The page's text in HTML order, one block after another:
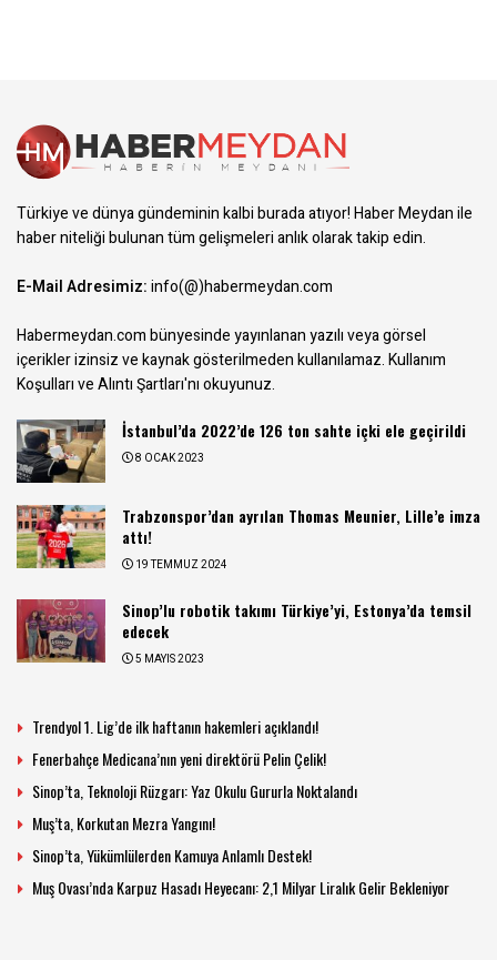
Türkiye ve dünya gündeminin kalbi burada atıyor! Haber Meydan ile
haber niteliği bulunan tüm gelişmeleri anlık olarak takip edin.
E-Mail Adresimiz:info(@)habermeydan.com
Habermeydan.com bünyesinde yayınlanan yazılı veya görsel
içerikler izinsiz ve kaynak gösterilmeden kullanılamaz.Kullanım
Koşulları ve Alıntı Şartları'nı okuyunuz.
İstanbul’da 2022’de 126 ton sahte içki ele geçirildi
8 OCAK 2023
Trabzonspor’dan ayrılan Thomas Meunier, Lille’e imza
attı!
19 TEMMUZ 2024
Sinop’lu robotik takımı Türkiye’yi, Estonya’da temsil
edecek
5 MAYIS 2023
Trendyol 1. Lig’de ilk haftanın hakemleri açıklandı!
Fenerbahçe Medicana’nın yeni direktörü Pelin Çelik!
Sinop’ta, Teknoloji Rüzgarı: Yaz Okulu Gururla Noktalandı
Muş’ta, Korkutan Mezra Yangını!
Sinop’ta, Yükümlülerden Kamuya Anlamlı Destek!
Muş Ovası’nda Karpuz Hasadı Heyecanı: 2,1 Milyar Liralık Gelir Bekleniyor